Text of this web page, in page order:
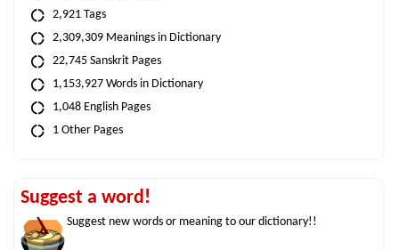
2,921 Tags
2,309,309 Meanings in Dictionary
22,745 Sanskrit Pages
1,153,927 Words in Dictionary
1,048 English Pages
1 Other Pages
Suggest a word!
Suggest new words or meaning to our dictionary!!